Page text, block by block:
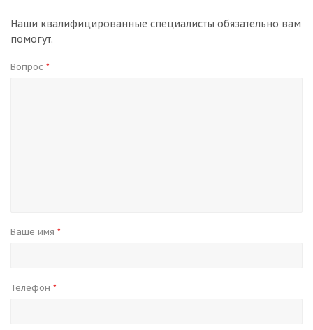
Наши квалифицированные специалисты обязательно вам
помогут.
Вопрос *
Ваше имя *
Телефон *